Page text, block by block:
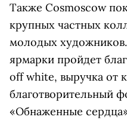
Также Cosmoscow
крупных частных
молодых
ярмарки пройдет
off white, выручка от
благотворительный
«Обнаженные